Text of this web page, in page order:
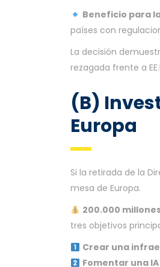
Beneficio para
países con
La decisión
rezagada frente a
(B)
Europa
Si la retirada de la
mesa de Europa.
200.000
tres objetivos
Crear una
Fomentar una